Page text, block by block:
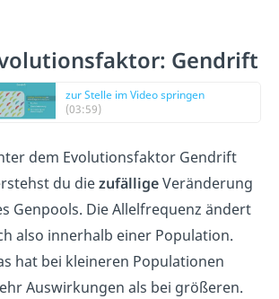
Gendrift
zur Stelle im Video springen
(03:59)
dem Evolutionsfaktor Gendrift
du diezufälligeVeränderung
Genpools. Die Allelfrequenz ändert
also innerhalb einer Population.
hat bei kleineren Populationen
Auswirkungen als bei größeren.